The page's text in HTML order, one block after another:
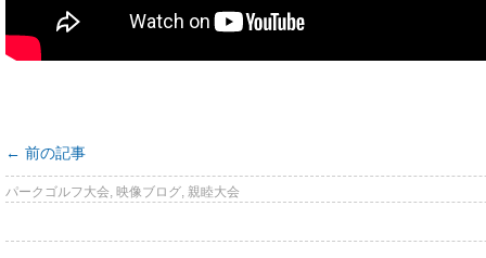
← 前の記事
パークゴルフ大会, 映像ブログ, 親睦大会